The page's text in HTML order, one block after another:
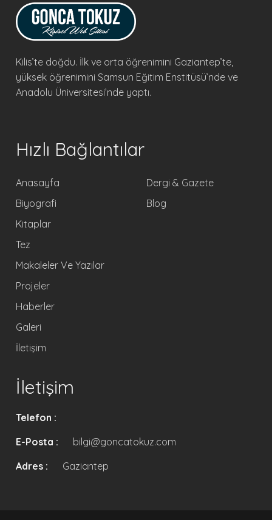
Kilis’te doğdu. İlk ve orta öğrenimini Gaziantep’te,
yüksek öğrenimini Samsun Eğitim Enstitüsü’nde ve
Anadolu Üniversitesi’nde yaptı.
Hızlı Bağlantılar
Anasayfa
Biyografi
Kitaplar
Tez
Makaleler Ve Yazılar
Projeler
Haberler
Galeri
İletişim
Dergi & Gazete
Blog
İletişim
Telefon :
E-Posta :
bilgi@goncatokuz.com
Adres :
Gaziantep